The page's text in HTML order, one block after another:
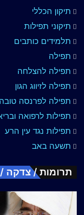
תיקון הכללי
תיקוני תפילות
תלמידים כותבים
תפילה
תפילה להצלחה
תפילה לזיווג הגון
תפילה לפרנסה טובה
תפילות לרפואה
תפילות נגד עין הרע
תשעה באב
תרומות / צדקה /